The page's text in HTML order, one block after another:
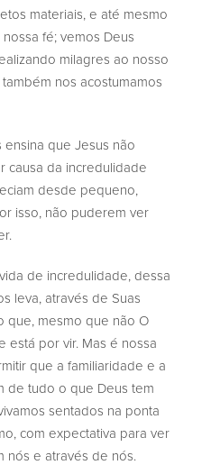
materiais, e até mesmo
fé; vemos Deus
milagres ao nosso
nos acostumamos
ensina que Jesus não
causa da incredulidade
desde pequeno,
isso, não puderem ver
de incredulidade, dessa
leva, através de Suas
que, mesmo que não O
está por vir. Mas é nossa
que a familiaridade e a
de tudo o que Deus tem
sentados na ponta
com expectativa para ver
nós e através de nós.